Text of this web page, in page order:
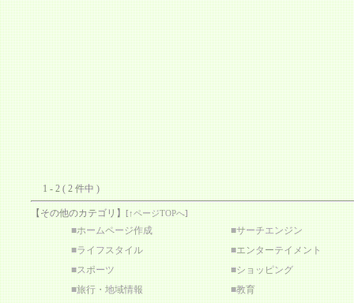
1 - 2 ( 2 件中 )
【その他のカテゴリ】[↑ページTOPへ]
■ホームページ作成 ■サーチエンジン
■ライフスタイル ■エンターテイメント
■スポーツ ■ショッピング
■旅行・地域情報 ■教育